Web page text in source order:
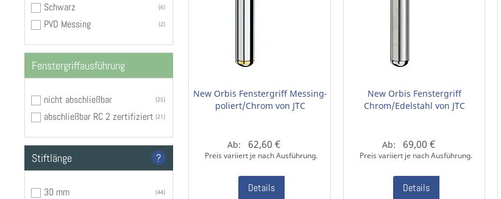
New Orbis Fenstergriff Messing-
poliert/Chrom von JTC
Ab: 62,60 €
Preis variiert je nach Ausführung.
Details
New Orbis Fenstergriff
Chrom/Edelstahl von JTC
Ab: 69,00 €
Preis variiert je nach Ausführung.
Details
Schwarz 6
PVD Messing 2
Fenstergriffausführung
nicht abschließbar 25
abschließbar RC 2 zertifiziert 21
Stiftlänge ?
30 mm 44